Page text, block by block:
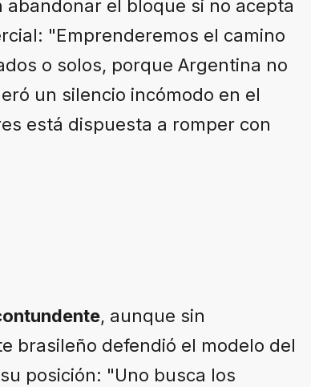
el bloque si no acepta
"Emprenderemos el camino
o solos, porque Argentina no
un silencio incómodo en el
está dispuesta a romper con
, aunque sin
brasileño defendió el modelo del
posición: "Uno busca los